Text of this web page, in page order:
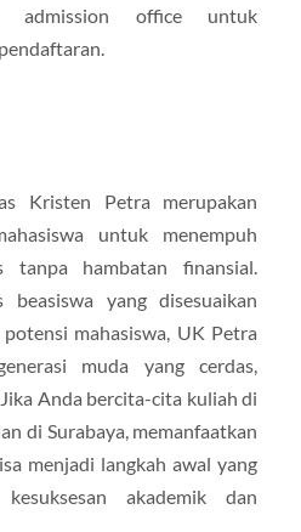
admission office untuk
Kristen Petra merupakan
untuk menempuh
tanpa hambatan finansial.
beasiswa yang disesuaikan
mahasiswa, UK Petra
muda yang cerdas,
Anda bercita-cita kuliah di
di Surabaya, memanfaatkan
menjadi langkah awal yang
akademik dan